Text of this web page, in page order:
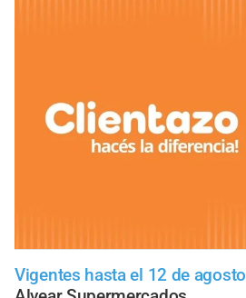
Vigentes hasta el 12 de agosto